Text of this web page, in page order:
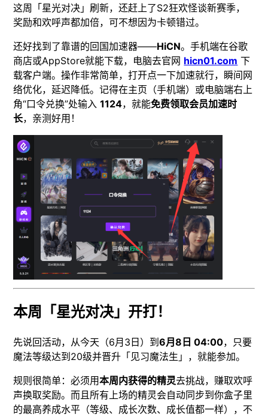
这周「星光对决」刷新，还赶上了S2狂欢怪谈新赛季，
奖励和欢呼声都加倍，可不想因为卡顿错过。
还好找到了靠谱的回国加速器——HiCN。手机端在谷歌
商店或AppStore就能下载，电脑去官网 hicn01.com 下
载客户端。操作非常简单，打开点一下加速就行，瞬间网
络优化，延迟降低。记得在主页（手机端）或电脑端右上
角“口令兑换”处输入1124，就能免费领取会员加速时
长，亲测好用！
本周「星光对决」开打！
先说回活动，从今天（6月3日）到6月8日 04:00，只要
魔法等级达到20级并晋升「见习魔法生」，就能参加。
规则很简单：必须用本周内获得的精灵去挑战，赚取欢呼
声换取奖励。而且所有上场的精灵会自动同步到你盒子里
的最高养成水平（等级、成长次数、成长值都一样），不